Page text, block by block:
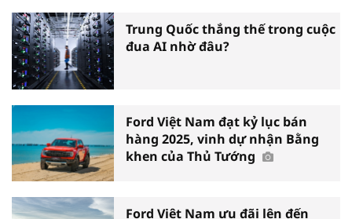
Trung Quốc thắng thế trong cuộc
đua AI nhờ đâu?
Ford Việt Nam đạt kỷ lục bán
hàng 2025, vinh dự nhận Bằng
khen của Thủ Tướng
Ford Việt Nam ưu đãi lên đến